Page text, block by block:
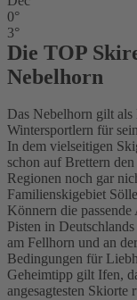
0°
3°
Die TOP
Nebelhorn
Das Nebelhorn gilt
Wintersportlern für
In dem vielseitigen
schon auf Brettern
Regionen noch gar
Familienskigebiet
Könnern die
Pisten in
am Fellhorn und an
Bedingungen für
Geheimtipp gilt Ifen,
angesagtesten